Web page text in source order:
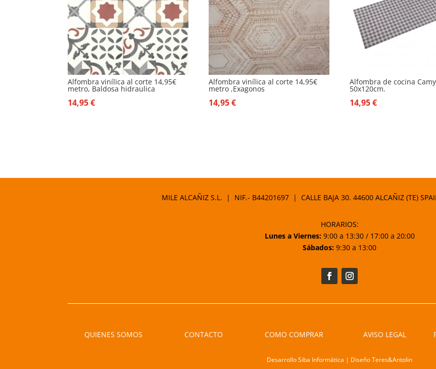
Alfombra vinílica al corte 14,95€
metro, Baldosa hidraulica
14,95€
Alfombra vinílica al corte 14,95€
metro ,Exagonos
14,95€
Alfombra de cocina Camy
50x120cm.
14,95€
MILE ALCAÑIZ S.L. | NIF.- B44201697 | CALLE BAJA 30. 44600 ALCAÑIZ (TE)
HORARIOS:
Lunes a Viernes:9:00 a 13:30 / 17:00 a 20:00
Sábados: 9:30 a 13:00
QUIENES SOMOS CONTACTO COMO COMPRAR AVISO LEGAL
Desarrollo Siba Informática | Diseño Teres&Antolin